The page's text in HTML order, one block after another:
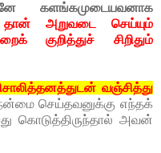
களங்கமுடையவனாக
தான் அறுவடை செய்யும்
குறித்துச் சிறிதும்
வஞ்சித்து
செய்தவனுக்கு எந்தக்
கொடுத்திருந்தால் அவன்